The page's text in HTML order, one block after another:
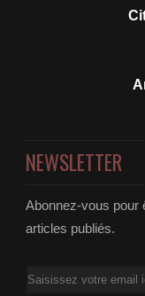
NEWSLETTER
Abonnez-vous pour
articles publiés.
Email